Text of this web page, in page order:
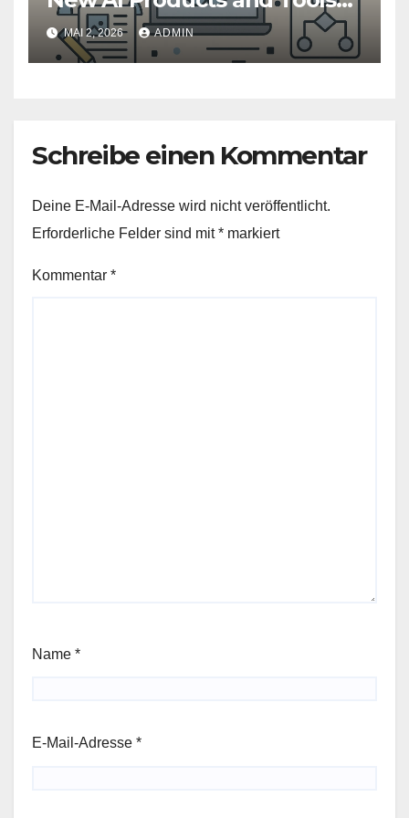
Revolutionizing Industries
MAI 2, 2026 ADMIN
Schreibe einen Kommentar
Deine E-Mail-Adresse wird nicht veröffentlicht.
Erforderliche Felder sind mit* markiert
Kommentar *
Name *
E-Mail-Adresse *